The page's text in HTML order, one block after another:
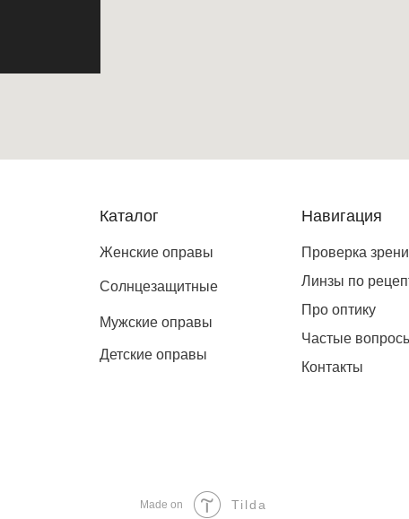
Солнцезащитные
Детские оправы
Женские оправы
Мужские оправы
Каталог Навигация
Проверка
Про оптику
Частые
Контакты
Линзы по
Made on Tilda